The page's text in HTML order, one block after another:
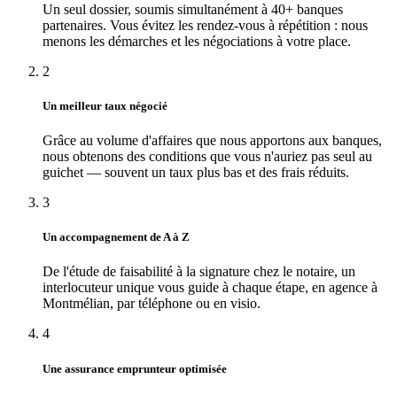
Un seul dossier, soumis simultanément à 40+ banques
partenaires. Vous évitez les rendez-vous à répétition : nous
menons les démarches et les négociations à votre place.
2
Un meilleur taux négocié
Grâce au volume d'affaires que nous apportons aux banques,
nous obtenons des conditions que vous n'auriez pas seul au
guichet — souvent un taux plus bas et des frais réduits.
3
Un accompagnement de A à Z
De l'étude de faisabilité à la signature chez le notaire, un
interlocuteur unique vous guide à chaque étape, en agence à
Montmélian, par téléphone ou en visio.
4
Une assurance emprunteur optimisée